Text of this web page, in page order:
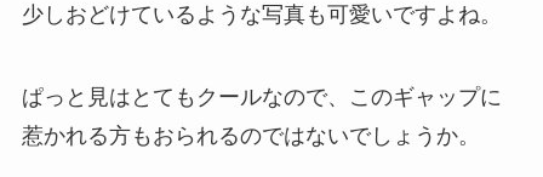
少しおどけているような写真も可愛いですよね。
ぱっと見はとてもクールなので、このギャップに
惹かれる方もおられるのではないでしょうか。